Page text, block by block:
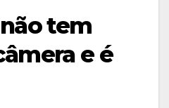
tem
e é